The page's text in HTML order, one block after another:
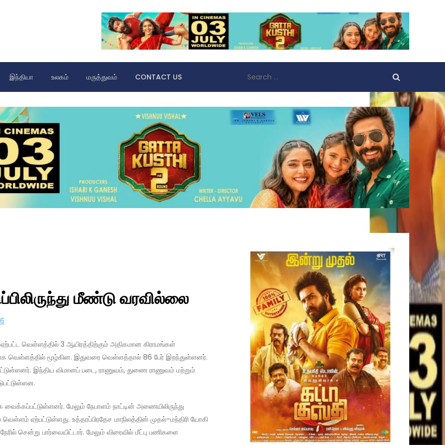
இந்தியா உலகம் மருத்துவம் CONTACT US
for:
மீண்டு வரவில்லை
வெள்ளத்தில் 3 ஆயிரத்திற்கும் அதிகமான கிராமங்கள்
வெள்ளத்தில் மூழ்கின. இதுவரை வெள்ளத்தால் 86 பேர் இறந்துள்ளனர்.
இந்திய விமானப் படை, ராணுவம், துணை ராணுவம் மற்றும்
மேலும் நேபாளம் நாட்டின் அணையிலிருந்து
ஏற்பட்டுள்ளது. உத்தரப்பிரதேச மாநிலத்தின் முதல்-மந்திரி யோகி
சென்று பார்வையிட்டார். மேலும் விரைவில் மீட்பு பணிகளை